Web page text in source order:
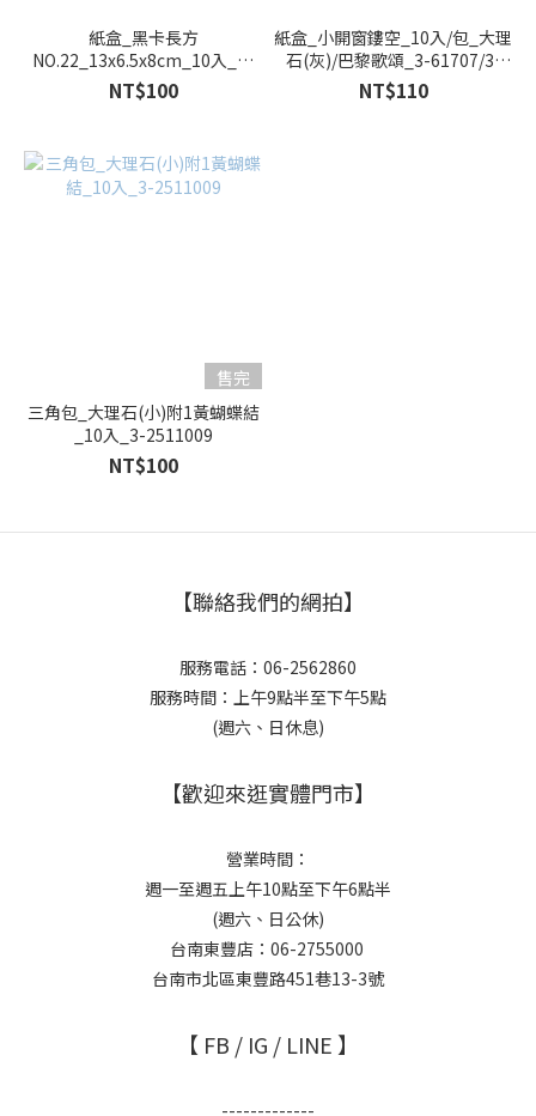
紙盒_黑卡長方
NO.22_13x6.5x8cm_10入_3-
31301-1
NT$100
紙盒_小開窗鏤空_10入/包_大理
石(灰)/巴黎歌頌_3-61707/3-
61708
NT$110
售完
三角包_大理石(小)附1黃蝴蝶結
_10入_3-2511009
NT$100
【聯絡我們的網拍】
服務電話：06-2562860
服務時間：上午9點半至下午5點
(週六、日休息)
【歡迎來逛實體門市】
營業時間：
週一至週五上午10點至下午6點半
(週六、日公休)
台南東豐店：06-2755000
台南市北區東豐路451巷13-3號
【 FB / IG / LINE 】
-------------